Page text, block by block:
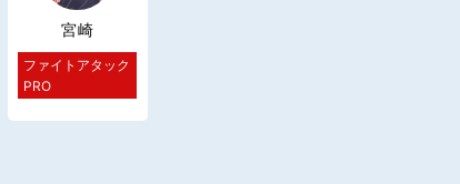
宮崎
ファイトアタック
PRO